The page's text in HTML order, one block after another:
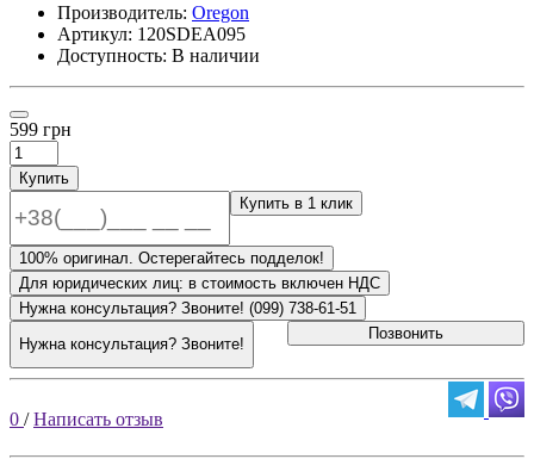
Производитель: Oregon
Артикул: 120SDEA095
Доступность: В наличии
599 грн
Купить
Купить в 1 клик
100% оригинал. Остерегайтесь подделок!
Для юридических лиц: в стоимость включен НДС
Нужна консультация? Звоните! (099) 738-61-51
Нужна консультация? Звоните!
Позвонить
0 /Написать отзыв